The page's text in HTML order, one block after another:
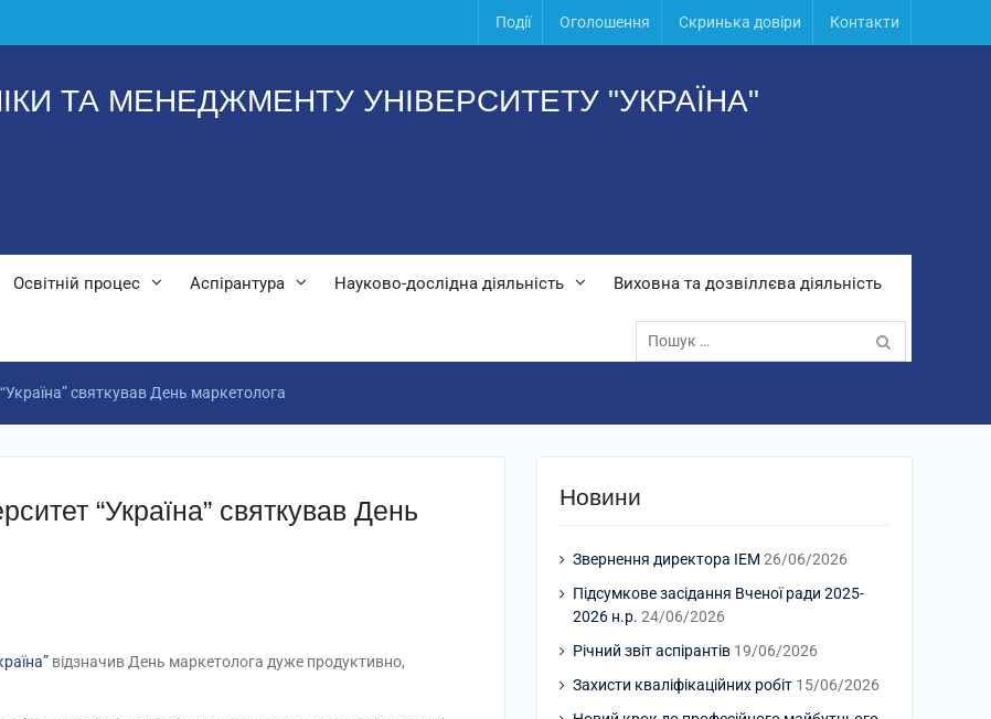
Події Оголошення Скринька довіри Контакти
ТА МЕНЕДЖМЕНТУ УНІВЕРСИТЕТУ "УКРАЇНА"
Освітній процес Аспірантура Науково-дослідна діяльність Виховна та дозвіллєва діяльність
Пошук:
святкував День маркетолога
“Україна” святкував День
відзначив День маркетолога дуже продуктивно,
Новини
Звернення директора ІЕМ 26/06/2026
Підсумкове засідання Вченої ради 2025-
2026 н.р. 24/06/2026
Річний звіт аспірантів 19/06/2026
Захисти кваліфікаційних робіт 15/06/2026